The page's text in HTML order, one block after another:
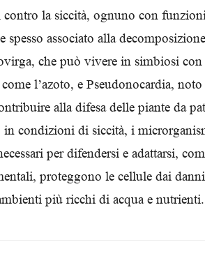
la siccità, ognuno con
spesso associato alla
che può vivere in simbiosi con
l’azoto, e Pseudonocardia,
alla difesa delle piante da
in condizioni di siccità, i
per difendersi e adattarsi,
proteggono le cellule dai
più ricchi di acqua e